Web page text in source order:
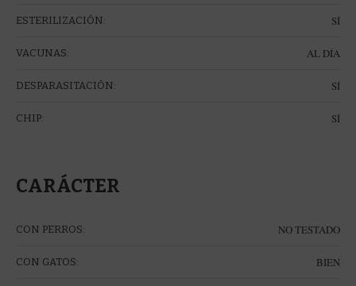
ESTERILIZACIÓN: SÍ
VACUNAS: AL DÍA
DESPARASITACIÓN: SÍ
CHIP: SÍ
CARÁCTER
CON PERROS: NO TESTADO
CON GATOS: BIEN